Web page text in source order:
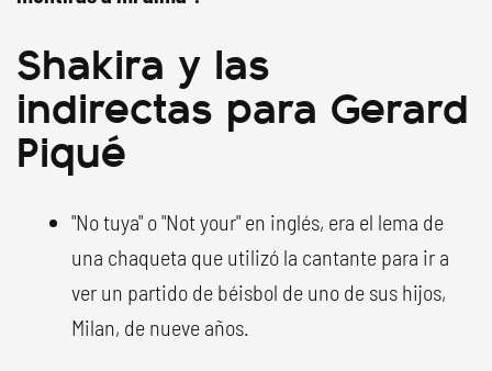
Shakira y las
indirectas para Gerard
Piqué
"No tuya" o "Not your" en inglés, era el lema de
una chaqueta que utilizó la cantante para ir a
ver un partido de béisbol de uno de sus hijos,
Milan, de nueve años.